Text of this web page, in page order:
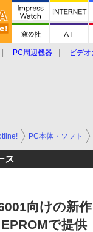
PC周辺機器 ビデ
PC本体・ソフト
ス
向けの新
で提供